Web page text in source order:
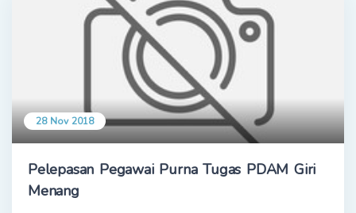
28 Nov 2018
Pelepasan Pegawai Purna Tugas PDAM Giri
Menang